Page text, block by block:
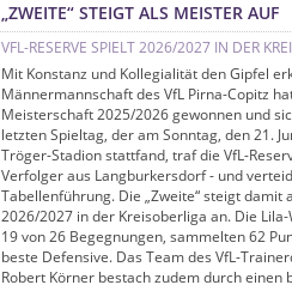
„ZWEITE“ STEIGT ALS MEISTER AUF
VFL-RESERVE SPIELT 2026/2027 IN DER
Mit Konstanz und Kollegialität den Gipfel
Männermannschaft des VfL Pirna-Copitz
Meisterschaft 2025/2026 gewonnen und
letzten Spieltag, der am Sonntag, den 21.
Tröger-Stadion stattfand, traf die VfL-
Verfolger aus Langburkersdorf - und
Tabellenführung. Die „Zweite“ steigt
2026/2027 in der Kreisoberliga an. Die
19 von 26 Begegnungen, sammelten 62
beste Defensive. Das Team des VfL-
Robert Körner bestach zudem durch einen